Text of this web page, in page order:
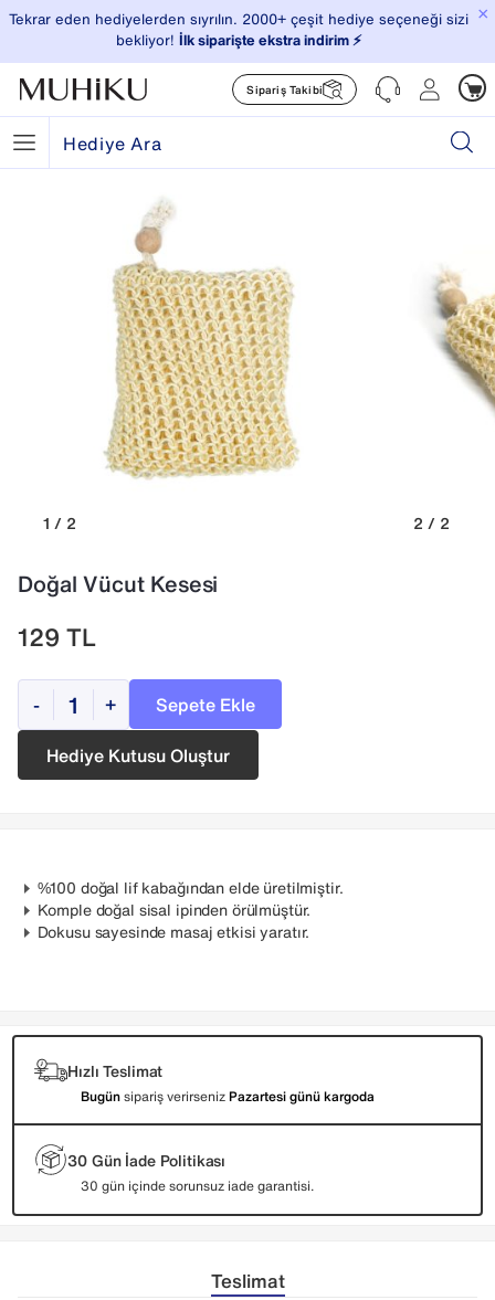
×
Tekrar eden hediyelerden sıyrılın. 2000+ çeşit hediye seçeneği sizi
bekliyor! İlk siparişte ekstra indirim ⚡️
Sipariş Takibi
1 / 2 2 / 2
Doğal Vücut Kesesi
129 TL
- +
Sepete Ekle
Hediye Kutusu Oluştur
%100 doğal lif kabağından elde üretilmiştir.
Komple doğal sisal ipinden örülmüştür.
Dokusu sayesinde masaj etkisi yaratır.
Hızlı Teslimat
Bugünsipariş verirsenizPazartesi günü kargoda
30 Gün İade Politikası
30 gün içinde sorunsuz iade garantisi.
Teslimat